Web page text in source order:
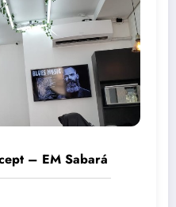
– EM Sabará